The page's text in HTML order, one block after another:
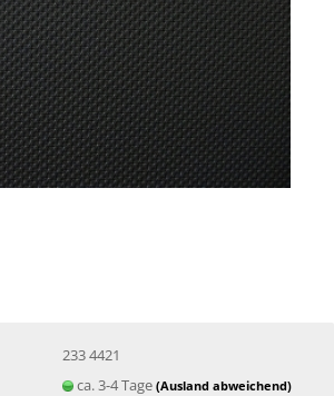
233 4421
ca. 3-4 Tage(Ausland abweichend)